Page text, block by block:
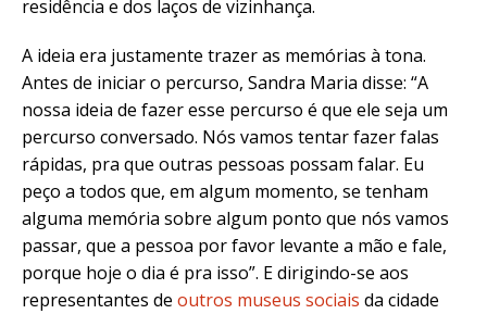
residência e dos laços de vizinhança.
A ideia era justamente trazer as memórias à tona.
Antes de iniciar o percurso, Sandra Maria disse: “A
nossa ideia de fazer esse percurso é que ele seja um
percurso conversado. Nós vamos tentar fazer falas
rápidas, pra que outras pessoas possam falar. Eu
peço a todos que, em algum momento, se tenham
alguma memória sobre algum ponto que nós vamos
passar, que a pessoa por favor levante a mão e fale,
porque hoje o dia é pra isso”. E dirigindo-se aos
representantes de outros museus sociais da cidade